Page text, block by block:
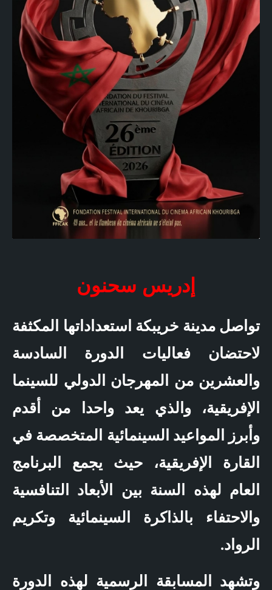
إدريس سحنون
تواصل مدينة خريبكة استعداداتها المكثفة
لاحتضان فعاليات الدورة السادسة
والعشرين من المهرجان الدولي للسينما
الإفريقية، والذي يعد واحدا من أقدم
وأبرز المواعيد السينمائية المتخصصة في
القارة الإفريقية، حيث يجمع البرنامج
العام لهذه السنة بين الأبعاد التنافسية
والاحتفاء بالذاكرة السينمائية وتكريم
الرواد.
وتشهد المسابقة الرسمية لهذه الدورة